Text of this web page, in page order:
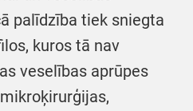
palīdzība tiek sniegta
kuros tā nav
veselības aprūpes